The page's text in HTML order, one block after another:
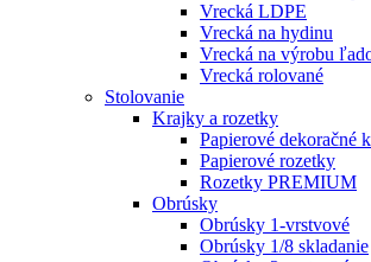
Vrecká LDPE
Vrecká na hydinu
Vrecká na výrobu
Vrecká rolované
Stolovanie
Krajky a rozetky
Papierové dekoračné
Papierové rozetky
Rozetky PREMIUM
Obrúsky
Obrúsky 1-vrstvové
Obrúsky 1/8 skladanie